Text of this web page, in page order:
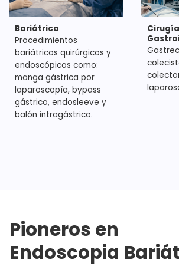
Bariátrica
Procedimientos
bariátricos quirúrgicos y
endoscópicos como:
manga gástrica por
laparoscopía, bypass
gástrico, endosleeve y
balón intragástrico.
Cirugía
Pioneros en
Endoscopia